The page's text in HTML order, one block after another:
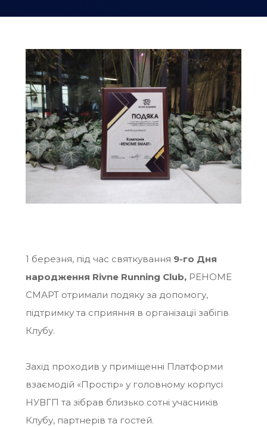
1 березня, під час святкування 9-го Дня
народження Rivne Running Club,РЕНОМЕ
СМАРТ отримали подяку за допомогу,
підтримку та сприяння в організації забігів
Клубу.
Захід проходив у приміщенні Платформи
взаємодій «Простір» у головному корпусі
НУВГП та зібрав близько сотні учасників
Клубу, партнерів та гостей.